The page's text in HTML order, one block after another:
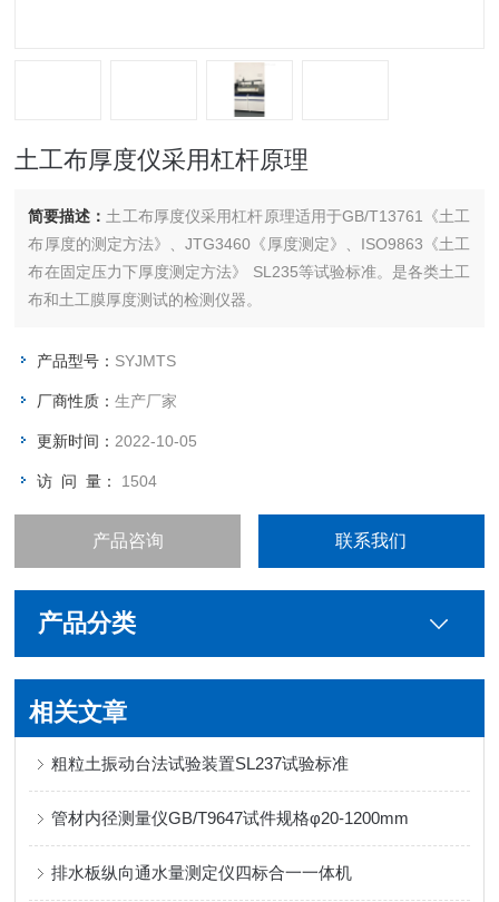
土工布厚度仪采用杠杆原理
简要描述： 土工布厚度仪采用杠杆原理适用于GB/T13761《土工
布厚度的测定方法》、JTG3460《厚度测定》、ISO9863《土工
布在固定压力下厚度测定方法》 SL235等试验标准。是各类土工
布和土工膜厚度测试的检测仪器。
产品型号： SYJMTS
厂商性质：生产厂家
更新时间： 2022-10-05
访 问 量： 1504
产品咨询 联系我们
产品分类
相关文章
粗粒土振动台法试验装置SL237试验标准
管材内径测量仪GB/T9647试件规格φ20-1200mm
排水板纵向通水量测定仪四标合一一体机